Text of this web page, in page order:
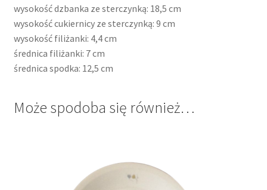
wysokość dzbanka ze sterczynką: 18,5 cm
wysokość cukiernicy ze sterczynką: 9 cm
wysokość filiżanki: 4,4 cm
średnica filiżanki: 7 cm
średnica spodka: 12,5 cm
Może spodoba się również…